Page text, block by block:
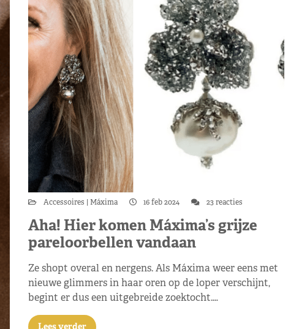
Accessoires Máxima 16 feb 2024 23 reacties
Aha! Hier komen Máxima’s grijze
pareloorbellen vandaan
Ze shopt overal en nergens. Als Máxima weer eens met
nieuwe glimmers in haar oren op de loper verschijnt,
begint er dus een uitgebreide zoektocht.…
Lees verder